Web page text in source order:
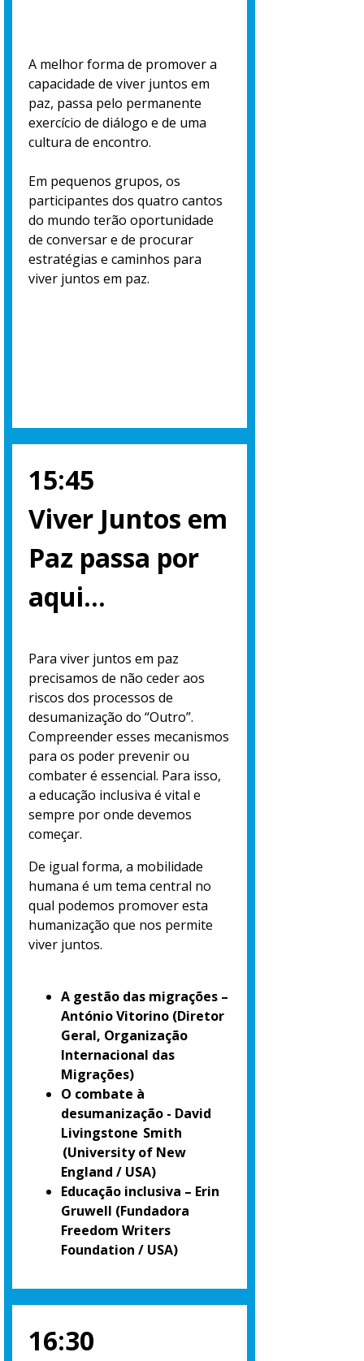
A melhor forma de promover a
capacidade de viver juntos em
paz, passa pelo permanente
exercício de diálogo e de uma
cultura de encontro.
Em pequenos grupos, os
participantes dos quatro cantos
do mundo terão oportunidade
de conversar e de procurar
estratégias e caminhos para
viver juntos em paz.
15:45
Viver Juntos em
Paz passa por
aqui…
Para viver juntos em paz
precisamos de não ceder aos
riscos dos processos de
desumanização do “Outro”.
Compreender esses mecanismos
para os poder prevenir ou
combater é essencial. Para isso,
a educação inclusiva é vital e
sempre por onde devemos
começar.
De igual forma, a mobilidade
humana é um tema central no
qual podemos promover esta
humanização que nos permite
viver juntos.
A gestão das migrações –
António Vitorino (Diretor
Geral, Organização
Internacional das
Migrações)
O combate à
desumanização - David
Livingstone Smith
(University of New
England / USA)
Educação inclusiva – Erin
Gruwell (Fundadora
Freedom Writers
Foundation / USA)
16:30